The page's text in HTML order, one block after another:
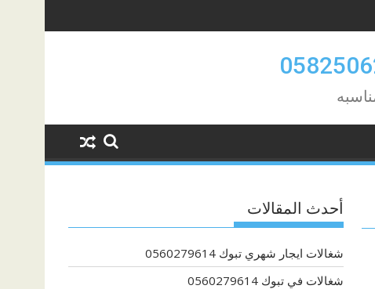
أحدث المقالات
شغالات ايجار شهري تبوك 0560279614
شغالات في تبوك 0560279614